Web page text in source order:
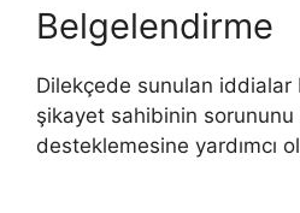
Belgelendirme
Dilekçede sunulan iddialar
şikayet sahibinin sorununu
desteklemesine yardımcı